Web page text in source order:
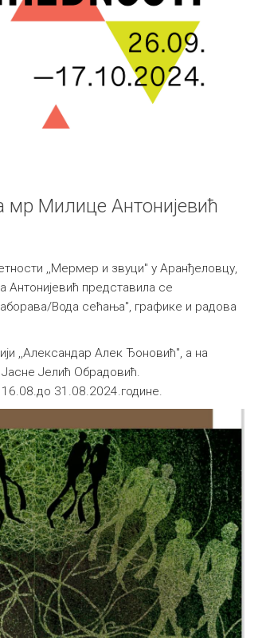
Милице Антонијевић
,,Мермер и звуци" у Аранђеловцу,
представилa се
Вода сећања", графике и радовa
,,Александар Алек Ђоновић", а на
Јелић Обрадовић.
16.08.до 31.08.2024.године.